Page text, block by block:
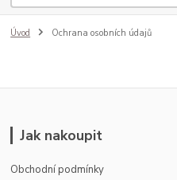
Úvod Ochrana osobních údajů
Jak nakoupit
Obchodní podmínky